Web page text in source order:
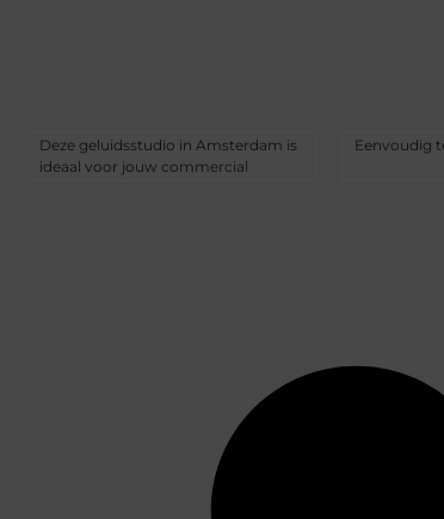
Deze geluidsstudio in Amsterdam is
ideaal voor jouw commercial
Eenvoudig